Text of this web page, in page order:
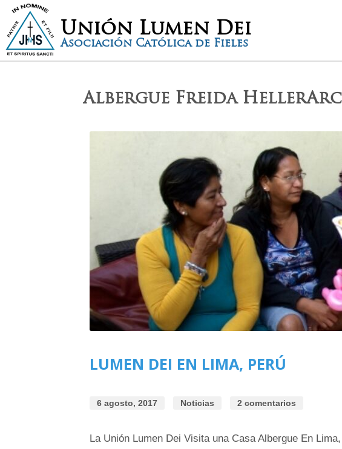
Unión Lumen Dei
Asociación Católica de Fieles
Albergue Freida
LUMEN DEI EN LIMA, PERÚ
6 agosto, 2017 Noticias 2 comentarios
La Unión Lumen Dei Visita una Casa Albergue En